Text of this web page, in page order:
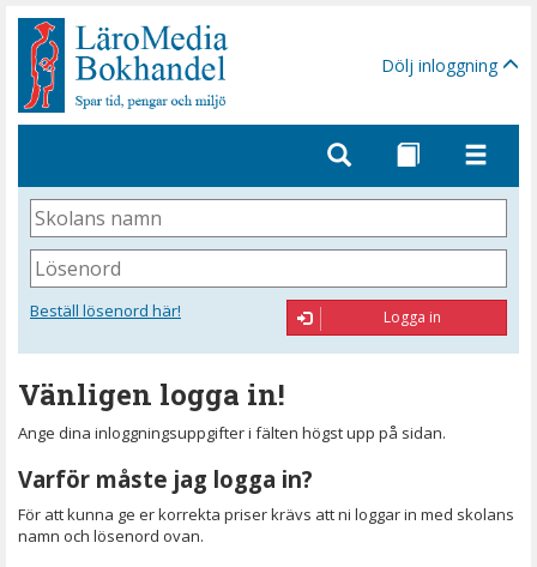
Gå
sidinnehåll
Dölj inloggning
Skolans
namn
Lösenord
Beställ lösenord här! Logga in
Vänligen logga in!
Ange dina inloggningsuppgifter i fälten högst upp på sidan.
Varför måste jag logga in?
För att kunna ge er korrekta priser krävs att ni loggar in med skolans
namn och lösenord ovan.